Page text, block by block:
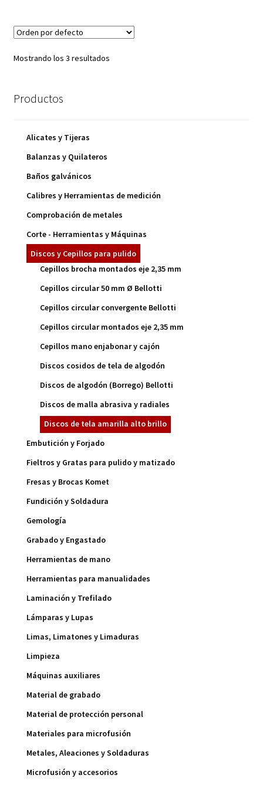
Mostrando los 3 resultados
Productos
Alicates y Tijeras
Balanzas y Quilateros
Baños galvánicos
Calibres y Herramientas de medición
Comprobación de metales
Corte - Herramientas y Máquinas
Discos y Cepillos para pulido
Cepillos brocha montados eje 2,35 mm
Cepillos circular 50 mm Ø Bellotti
Cepillos circular convergente Bellotti
Cepillos circular montados eje 2,35 mm
Cepillos mano enjabonar y cajón
Discos cosidos de tela de algodón
Discos de algodón (Borrego) Bellotti
Discos de malla abrasiva y radiales
Discos de tela amarilla alto brillo
Embutición y Forjado
Fieltros y Gratas para pulido y matizado
Fresas y Brocas Komet
Fundición y Soldadura
Gemología
Grabado y Engastado
Herramientas de mano
Herramientas para manualidades
Laminación y Trefilado
Lámparas y Lupas
Limas, Limatones y Limaduras
Limpieza
Máquinas auxiliares
Material de grabado
Material de protección personal
Materiales para microfusión
Metales, Aleaciones y Soldaduras
Microfusión y accesorios